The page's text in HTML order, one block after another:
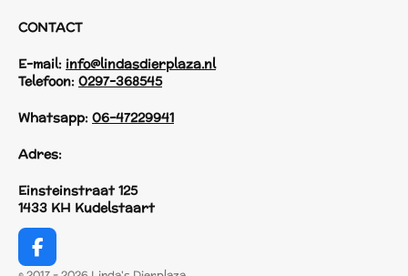
CONTACT
E-mail: info@lindasdierplaza.nl
Telefoon: 0297-368545
Whatsapp: 06-47229941
Adres:
Einsteinstraat 125
1433 KH Kudelstaart
F
a